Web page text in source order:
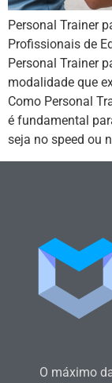
Personal Trainer
Profissionais de
Personal Trainer
modalidade que
Como Personal
é fundamental
seja no speed ou
O máximo